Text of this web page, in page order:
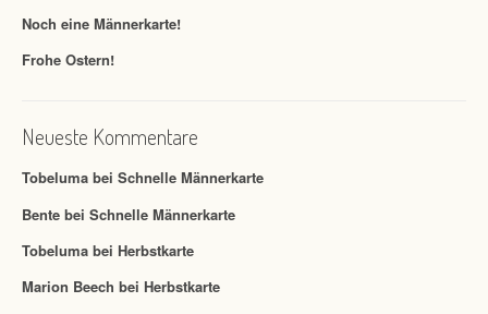
Noch eine Männerkarte!
Frohe Ostern!
Neueste Kommentare
Tobeluma bei Schnelle Männerkarte
Bente bei Schnelle Männerkarte
Tobeluma bei Herbstkarte
Marion Beech bei Herbstkarte